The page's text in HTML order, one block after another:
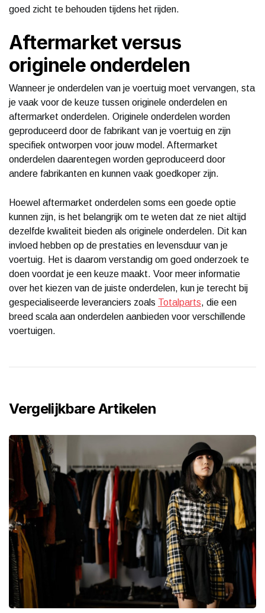
goed zicht te behouden tijdens het rijden.
Aftermarket versus
originele onderdelen
Wanneer je onderdelen van je voertuig moet vervangen, sta
je vaak voor de keuze tussen originele onderdelen en
aftermarket onderdelen. Originele onderdelen worden
geproduceerd door de fabrikant van je voertuig en zijn
specifiek ontworpen voor jouw model. Aftermarket
onderdelen daarentegen worden geproduceerd door
andere fabrikanten en kunnen vaak goedkoper zijn.
Hoewel aftermarket onderdelen soms een goede optie
kunnen zijn, is het belangrijk om te weten dat ze niet altijd
dezelfde kwaliteit bieden als originele onderdelen. Dit kan
invloed hebben op de prestaties en levensduur van je
voertuig. Het is daarom verstandig om goed onderzoek te
doen voordat je een keuze maakt. Voor meer informatie
over het kiezen van de juiste onderdelen, kun je terecht bij
gespecialiseerde leveranciers zoals Totalparts, die een
breed scala aan onderdelen aanbieden voor verschillende
voertuigen.
Vergelijkbare Artikelen